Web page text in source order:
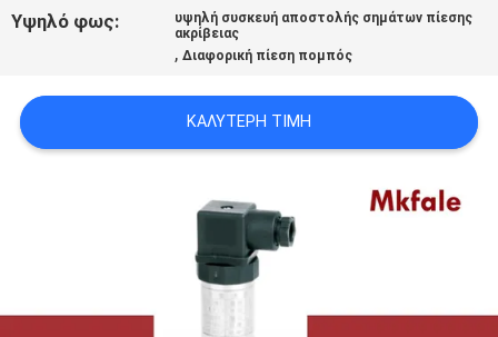
ΠΟΛΙΤΙΚΉ
ΑΠΟΡΡΉΤΟΥ
Υψηλό φως:
υψηλή συσκευή αποστολής σημάτων πίεσης
ακρίβειας
,Διαφορική πίεση πομπός
ΚΑΛΎΤΕΡΗ ΤΙΜΉ